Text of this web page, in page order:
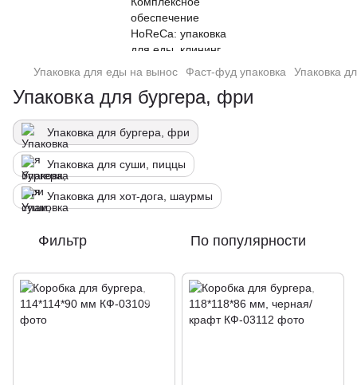
Упаковка для еды на вынос Фаст-фуд упаковка Упаковка
Упаковка для бургера, фри
Упаковка для бургера, фри
Упаковка для суши, пиццы
Упаковка для хот-дога, шаурмы
Фильтр По популярности